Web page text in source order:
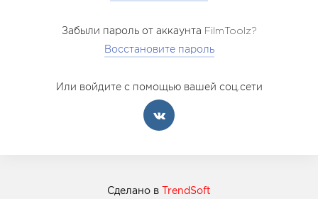
Забыли пароль от аккаунта FilmToolz?
Восстановите пароль
Или войдите с помощью вашей соц.сети
Сделано в TrendSoft